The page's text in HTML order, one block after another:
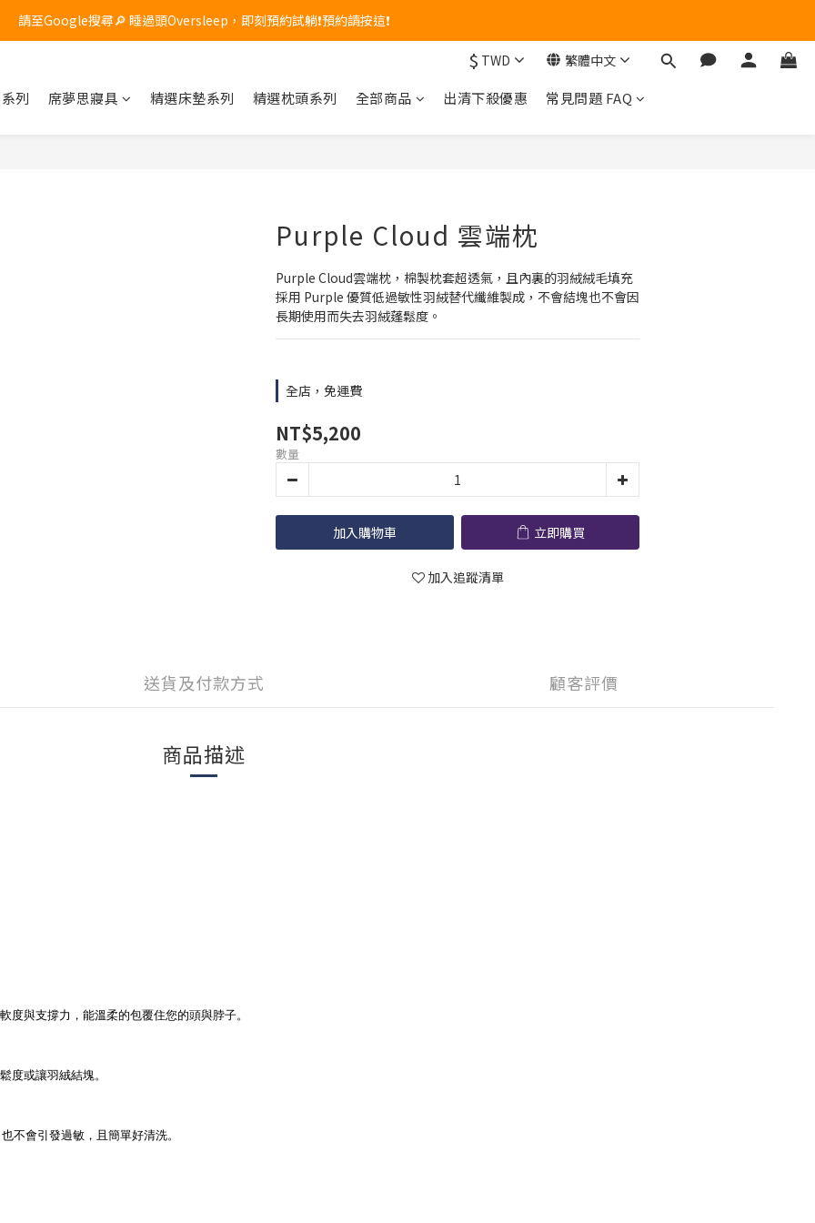
記憶枕限時優惠！原價 $8,800，現在享 85 折，只到 7/31，現貨數量有限，售完為止！
請至Google搜尋🔎 睡過頭Oversleep，即刻預約試躺❗預約請按這❗
記憶枕限時優惠！原價 $8,800，現在享 85 折，只到 7/31，現貨數量有限，售完為止！
$ TWD 繁體中文
列 席夢思寢具 精選床墊系列 精選枕頭系列 全部商品 出清下殺優惠 常見問題 FAQ
Purple Cloud 雲端枕
Purple Cloud雲端枕，棉製枕套超透氣，且內裏的羽絨絨毛填充
採用 Purple 優質低過敏性羽絨替代纖維製成，不會結塊也不會因
長期使用而失去羽絨蓬鬆度。
全店，免運費
NT$5,200
數量
加入購物車 立即購買
加入追蹤清單
送貨及付款方式 顧客評價
商品描述
度與支撐力， 能溫柔的包覆住您的頭與脖子。
度或讓羽絨結塊。
不會引發過敏，且簡單好清洗。